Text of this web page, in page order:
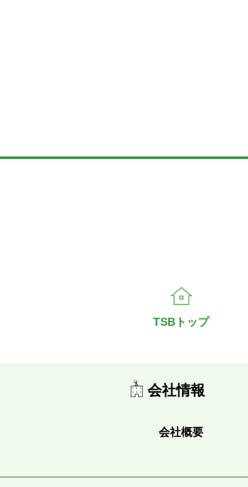
TSBトップ
会社情報
会社概要